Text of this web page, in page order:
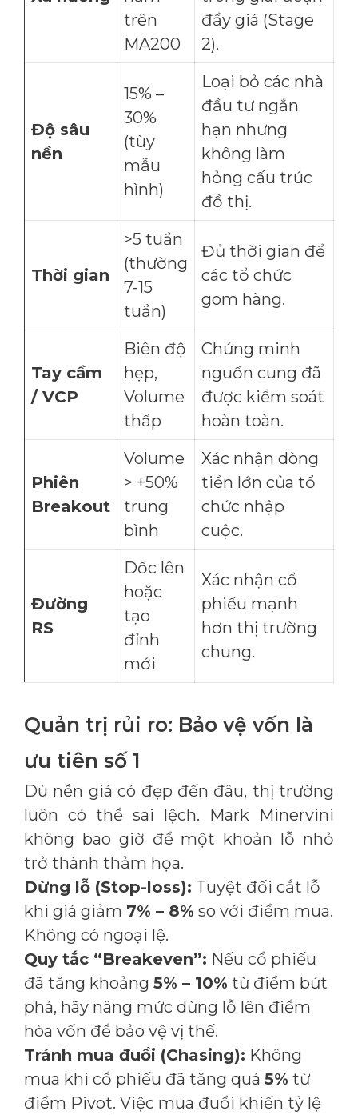
trên
MA200
đẩy giá (Stage
2).
Độ sâu
nền
15% –
30%
(tùy
mẫu
hình)
Loại bỏ các nhà
đầu tư ngắn
hạn nhưng
không làm
hỏng cấu trúc
đồ thị.
Thời gian
>5 tuần
(thường
7-15
tuần)
Đủ thời gian để
các tổ chức
gom hàng.
Tay cầm
/ VCP
Biên độ
hẹp,
Volume
thấp
Chứng minh
nguồn cung đã
được kiểm soát
hoàn toàn.
Phiên
Breakout
Volume
> +50%
trung
bình
Xác nhận dòng
tiền lớn của tổ
chức nhập
cuộc.
Đường
RS
Dốc lên
hoặc
tạo
đỉnh
mới
Xác nhận cổ
phiếu mạnh
hơn thị trường
chung.
Quản trị rủi ro: Bảo vệ vốn là
ưu tiên số 1
Dù nền giá có đẹp đến đâu, thị trường
luôn có thể sai lệch. Mark Minervini
không bao giờ để một khoản lỗ nhỏ
trở thành thảm họa.
Dừng lỗ (Stop-loss): Tuyệt đối cắt lỗ
khi giá giảm 7% – 8% so với điểm mua.
Không có ngoại lệ.
Quy tắc “Breakeven”: Nếu cổ phiếu
đã tăng khoảng 5% – 10% từ điểm bứt
phá, hãy nâng mức dừng lỗ lên điểm
hòa vốn để bảo vệ vị thế.
Tránh mua đuổi (Chasing): Không
mua khi cổ phiếu đã tăng quá 5% từ
điểm Pivot. Việc mua đuổi khiến tỷ lệ